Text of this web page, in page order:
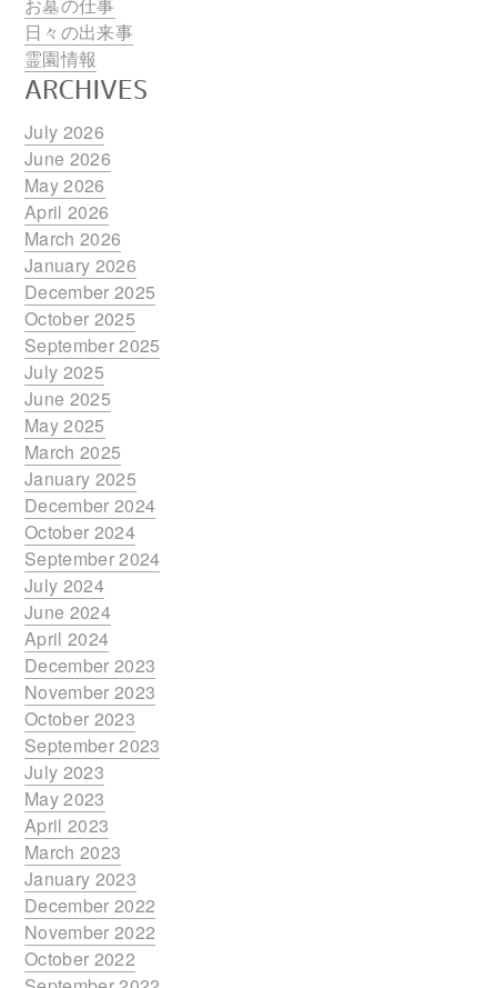
お墓の仕事
日々の出来事
霊園情報
ARCHIVES
July 2026
June 2026
May 2026
April 2026
March 2026
January 2026
December 2025
October 2025
September 2025
July 2025
June 2025
May 2025
March 2025
January 2025
December 2024
October 2024
September 2024
July 2024
June 2024
April 2024
December 2023
November 2023
October 2023
September 2023
July 2023
May 2023
April 2023
March 2023
January 2023
December 2022
November 2022
October 2022